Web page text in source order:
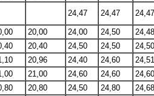
24,47 24,47 24,47
20,00 24,00 24,50 24,48
20,40 24,50 24,50 24,50
20,96 24,40 24,60 24,51
21,00 24,60 24,60 24,60
20,80 24,50 24,80 24,68